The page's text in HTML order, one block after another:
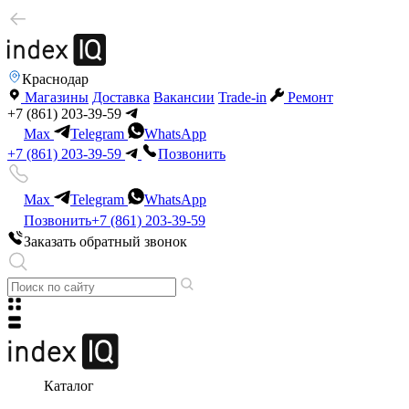
Краснодар
Магазины Доставка Вакансии Trade-in
Ремонт
+7 (861) 203-39-59
Max
Telegram
WhatsApp
+7 (861) 203-39-59
Позвонить
Max Telegram
WhatsApp
Позвонить+7 (861) 203-39-59
Заказать обратный звонок
Каталог